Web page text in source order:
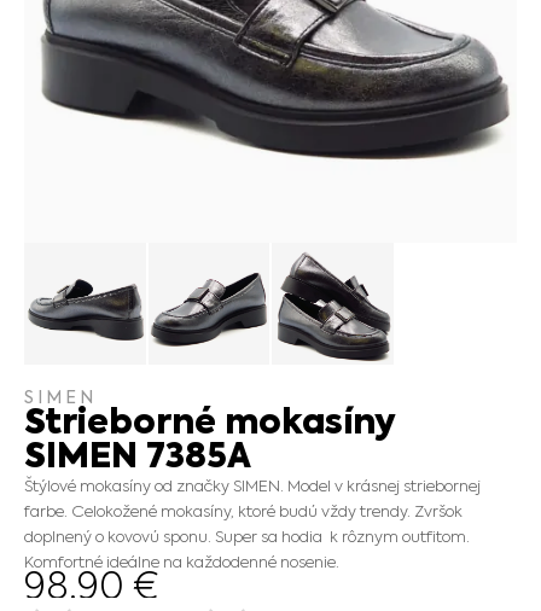
SIMEN
Strieborné mokasíny
SIMEN 7385A
Štýlové mokasíny od značky SIMEN. Model v krásnej striebornej
farbe. Celokožené mokasíny, ktoré budú vždy trendy. Zvršok
doplnený o kovovú sponu. Super sa hodia k rôznym outfitom.
Komfortné ideálne na každodenné nosenie.
98.90 €